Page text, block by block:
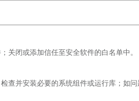
关闭或添加信任至安全软件的白名单中。
查并安装必要的系统组件或运行库；如